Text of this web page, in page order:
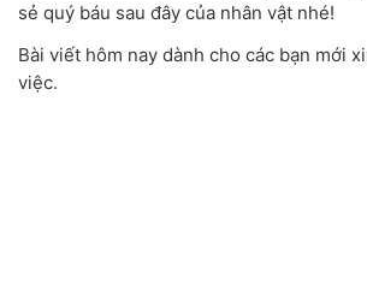
sẻ quý báu sau đây của nhân vật nhé!
Bài viết hôm nay dành cho các bạn mới
việc.